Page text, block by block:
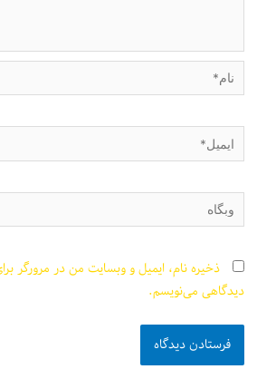
نام*
ایمیل*
وبگاه
ذخیره نام، ایمیل و وبسایت من در مرورگر
دیدگاهی می‌نویسم.